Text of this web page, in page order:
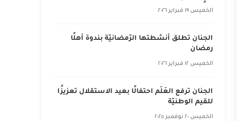
الخميس ١٩ فبراير ٢٠٢٦
الجنان تطلق أنشطتها الرّمضانيّة بندوة أهلًا
رمضان
الخميس ١٢ فبراير ٢٠٢٦
الجنان ترفع العَلَم احتفالًا بعيد الاستقلال تعزيزًا
للقيم الوطنيّة
الخميس ٢٠ نوفمبر ٢٠٢٥